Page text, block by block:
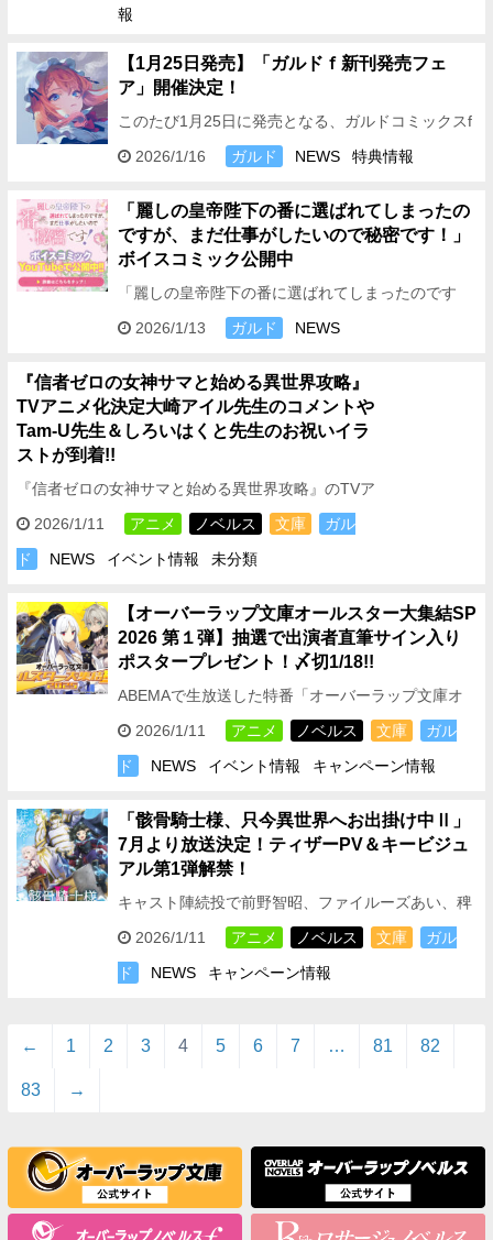
…
報
【1月25日発売】「ガルドｆ新刊発売フェ
ア」開催決定！
このたび1月25日に発売となる、ガルドコミックスf
作品4作合同の発売フェア開催が決定しました！
【対象作品】◆暁の魔女レイシーは自由に生きた
2026/1/16 ガルド NEWS 特典情報
「麗しの皇帝陛下の番に選ばれてしまったの
ですが、まだ仕事がしたいので秘密です！」
ボイスコミック公開中
「麗しの皇帝陛下の番に選ばれてしまったのです
が、まだ仕事がしたいので秘密です！」 コミックス
1巻のボイスコミックを公開中！
2026/1/13 ガルド NEWS
『信者ゼロの女神サマと始める異世界攻略』
TVアニメ化決定大崎アイル先生のコメントや
Tam-U先生＆しろいはくと先生のお祝いイラ
ストが到着!!
『信者ゼロの女神サマと始める異世界攻略』のTVア
ニメ化が決定
これを記念して、原作者の大崎アイル
先生からのコメントと、原作イラスト担当…
2026/1/11 アニメ ノベルス 文庫
ガル
ド
NEWS イベント情報 未分類
【オーバーラップ文庫オールスター大集結SP
2026 第１弾】抽選で出演者直筆サイン入り
ポスタープレゼント！〆切1/18!!
ABEMAで生放送した特番「オーバーラップ文庫オ
ールスター大集結SP 2026 第１弾」内にて、視聴者
プレゼントをかけたバラエティコーナーを開…
2026/1/11 アニメ ノベルス 文庫
ガル
ド
NEWS イベント情報 キャンペーン情報
「骸骨騎士様、只今異世界へお出掛け中Ⅱ」
7月より放送決定！ティザーPV＆キービジュ
アル第1弾解禁！
キャスト陣続投で前野智昭、ファイルーズあい、稗
田寧々、富田美憂より喜びのコメント到着！OPア
ーティストも同じくPelleKが担当！ ©秤猿鬼・オー
バーラ…
2026/1/11 アニメ ノベルス 文庫
ガル
ド
NEWS キャンペーン情報
← 1 2 3 4 5 6 7 … 81 82
83 →